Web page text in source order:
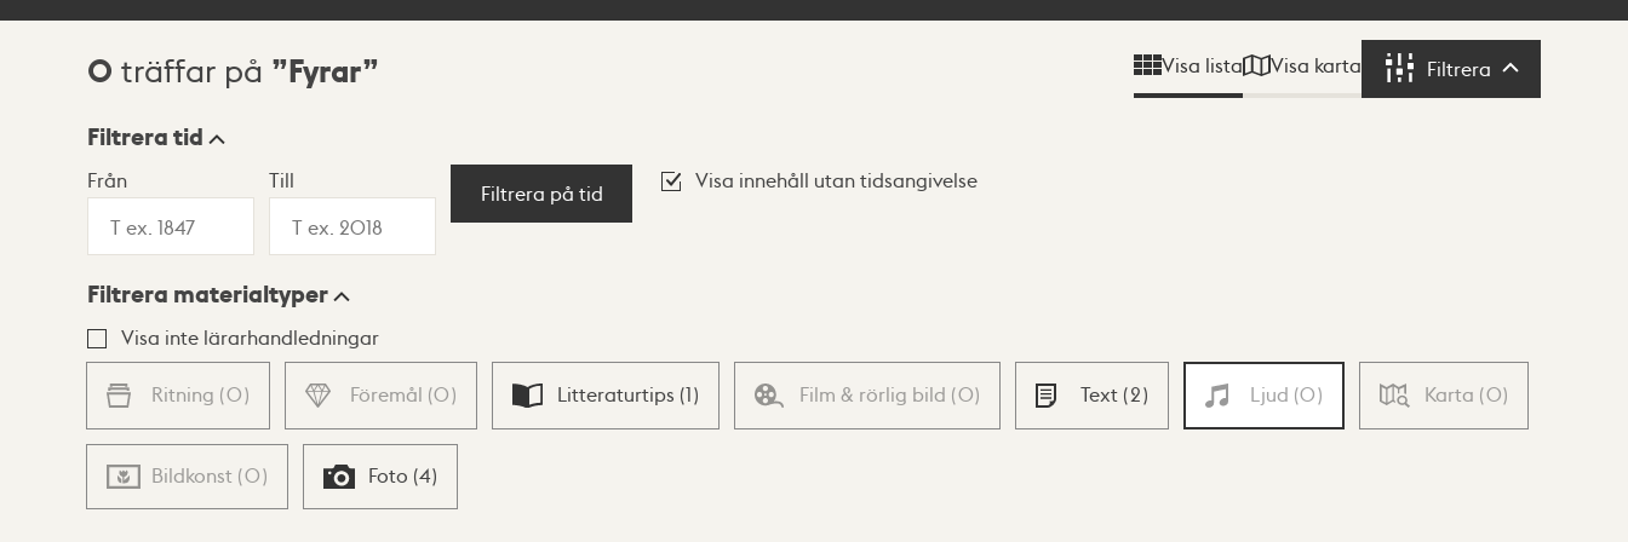
Sökresultat
0 träffar på Fyrar Visa lista Visa karta Filtrera Filtrera
Visningsläge
Lista Karta
Filtrera tid
Från Till
Filtrera på tid
Visa innehåll utan tidsangivelse
Filtrera materialtyper
Visa inte lärarhandledningar
Ritning (0) Föremål (0) Litteraturtips (1) Film & rörlig bild (0) Text (2) Ljud (0) Karta (0)
Bildkonst (0) Foto (4)